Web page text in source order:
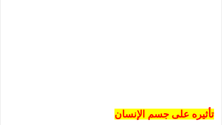
تأثيره على جسم الإنسان